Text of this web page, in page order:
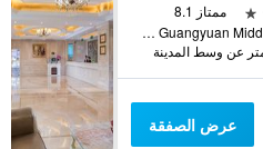
ممتاز 8.1
No.72 Guangyuan Middle Road, تشونغشان, الصين
عرض الصفقة